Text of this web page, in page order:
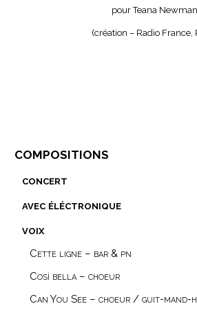
pour Teana Newman
(création – Radio France,
compositions
voix
Can You See – choeur / guit-mand-
Così bella – choeur
Cette ligne – bar & pn
avec éléctronique
concert